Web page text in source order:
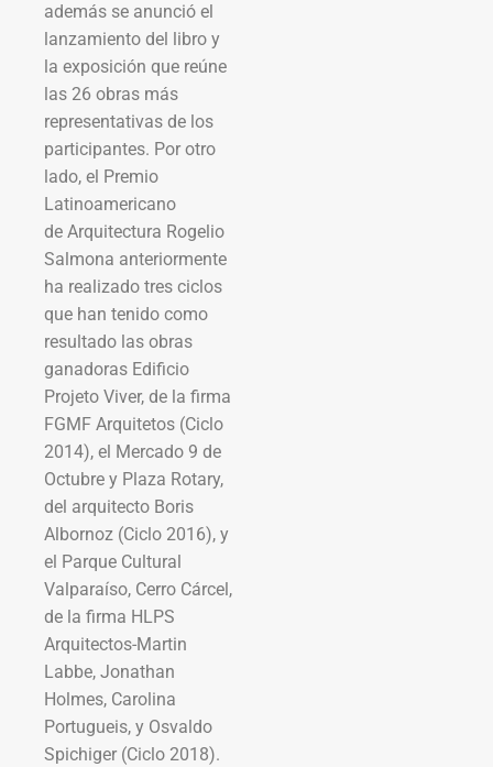
además se anunció el
lanzamiento del libro y
la exposición que reúne
las 26 obras más
representativas de los
participantes. Por otro
lado, el Premio
Latinoamericano
de Arquitectura Rogelio
Salmona anteriormente
ha realizado tres ciclos
que han tenido como
resultado las obras
ganadoras Edificio
Projeto Viver, de la firma
FGMF Arquitetos (Ciclo
2014), el Mercado 9 de
Octubre y Plaza Rotary,
del arquitecto Boris
Albornoz (Ciclo 2016), y
el Parque Cultural
Valparaíso, Cerro Cárcel,
de la firma HLPS
Arquitectos-Martin
Labbe, Jonathan
Holmes, Carolina
Portugueis, y Osvaldo
Spichiger (Ciclo 2018).